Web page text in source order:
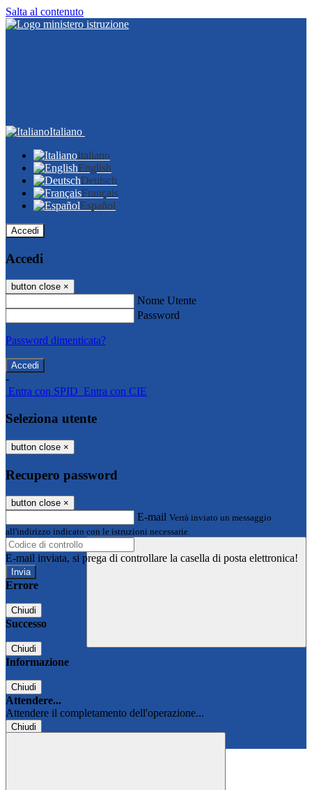
Salta al contenuto
Italiano
Italiano
English
Deutsch
Français
Español
Accedi
Accedi
button close ×
Nome Utente
Password
Password dimenticata?
-
Entra con SPID Entra con CIE
Seleziona utente
button close ×
Recupero password
button close ×
E-mail Verrà inviato un messaggio
all'indirizzo indicato con le istruzioni necessarie.
E-mail inviata, si prega di controllare la casella di posta elettronica!
Errore
Chiudi
Successo
Chiudi
Informazione
Chiudi
Attendere...
Attendere il completamento dell'operazione...
Chiudi